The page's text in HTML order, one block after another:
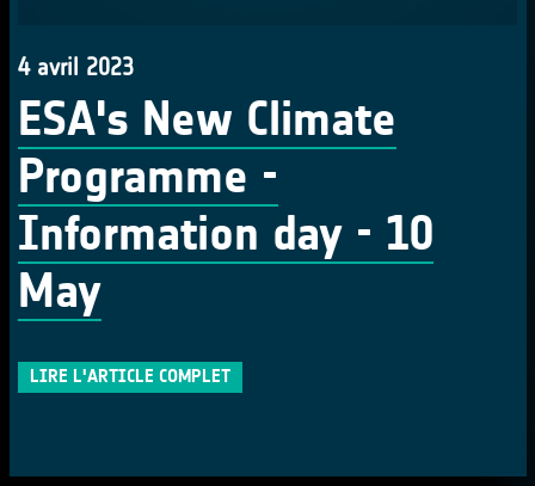
4 avril 2023
ESA's New Climate
Programme -
Information day - 10
May
LIRE L'ARTICLE COMPLET